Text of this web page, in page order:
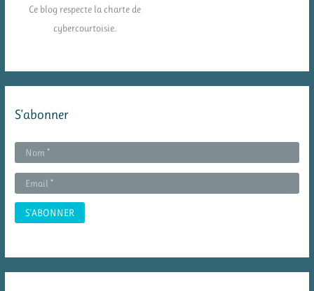
Ce blog respecte la charte de
cybercourtoisie.
S’abonner